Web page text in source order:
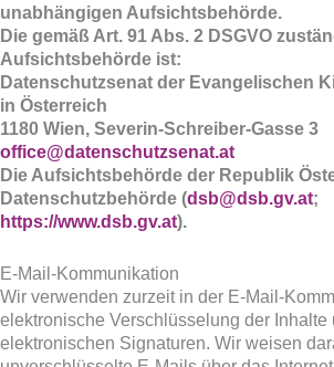
unabhängigen Aufsichtsbehörde.
Die gemäß Art. 91 Abs. 2 DSGVO
Aufsichtsbehörde ist:
Datenschutzsenat der Evangelischen
in Österreich
1180 Wien, Severin-Schreiber-Gasse 3
office@datenschutzsenat.at
Die Aufsichtsbehörde der Republik
Datenschutzbehörde (dsb@dsb.gv.at;
https://www.dsb.gv.at).
E-Mail-Kommunikation
Wir verwenden zurzeit in der E-Mail-
elektronische Verschlüsselung der Inhalte
elektronischen Signaturen. Wir weisen